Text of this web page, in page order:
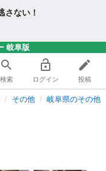
さない！
岐阜版
検索 ログイン 投稿
その他 岐阜県のその他